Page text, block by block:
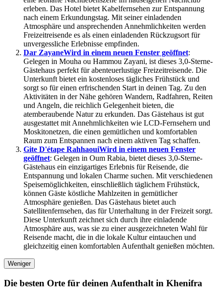
erleben. Das Hotel bietet Kabelfernsehen zur Entspannung
nach einem Erkundungstag. Mit seiner einladenden
Atmosphäre und ansprechenden Annehmlichkeiten werden
Freizeitreisende es als einen einladenden Rückzugsort für
unvergessliche Erlebnisse empfinden.
Dar ZayaneWird in einem neuen Fenster geöffnet:
Gelegen in Mouha ou Hammou Zayani, ist dieses 3,0-Sterne-
Gästehaus perfekt für abenteuerlustige Freizeitreisende. Die
Unterkunft bietet ein kostenloses tägliches Frühstück und
sorgt so für einen erfrischenden Start in deinen Tag. Zu den
Aktivitäten in der Nähe gehören Wandern, Radfahren, Reiten
und Angeln, die reichlich Gelegenheit bieten, die
atemberaubende Natur zu erkunden. Das Gästehaus ist gut
ausgestattet mit Annehmlichkeiten wie LCD-Fernsehern und
Moskitonetzen, die einen gemütlichen und komfortablen
Raum zum Entspannen nach einem aktiven Tag schaffen.
Gite D'étape RahhaouiWird in einem neuen Fenster
geöffnet: Gelegen in Oum Rabia, bietet dieses 3,0-Sterne-
Gästehaus ein einzigartiges Erlebnis für Reisende, die
Entspannung und lokalen Charme suchen. Mit verschiedenen
Speisemöglichkeiten, einschließlich täglichem Frühstück,
können Gäste köstliche Mahlzeiten in gemütlicher
Atmosphäre genießen. Das Gästehaus bietet auch
Satellitenfernsehen, das für Unterhaltung in der Freizeit sorgt.
Diese Unterkunft zeichnet sich durch ihre einladende
Atmosphäre aus, was sie zu einer ausgezeichneten Wahl für
Reisende macht, die in die lokale Kultur eintauchen und
gleichzeitig einen komfortablen Aufenthalt genießen möchten.
Weniger
Die besten Orte für deinen Aufenthalt in Khenifra